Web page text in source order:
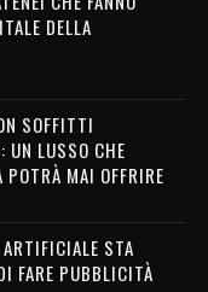
DELLA
SOFFITTI
UN LUSSO CHE
POTRÀ MAI OFFRIRE
STA
FARE PUBBLICITÀ